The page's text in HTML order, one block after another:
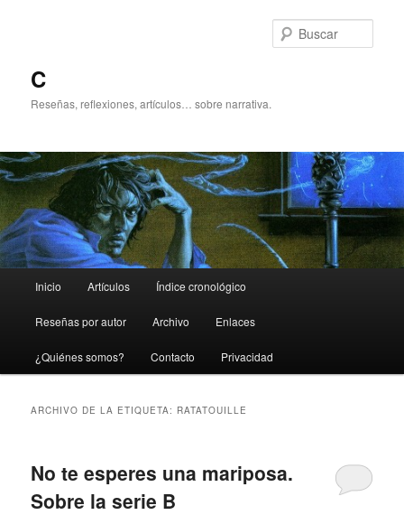
C
Reseñas, reflexiones, artículos… sobre narrativa.
principal
Inicio Artículos Índice cronológico
Reseñas por autor Archivo Enlaces
¿Quiénes somos? Contacto Privacidad
ARCHIVO DE LA ETIQUETA: RATATOUILLE
No te esperes una mariposa.
Sobre la serie B